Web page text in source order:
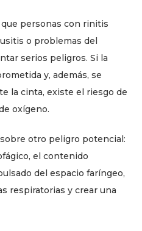
personas con rinitis
o problemas del
serios peligros. Si la
y, además, se
la cinta, existe el riesgo de
oxígeno.
otro peligro potencial:
el contenido
del espacio faríngeo,
respiratorias y crear una